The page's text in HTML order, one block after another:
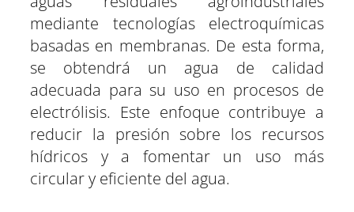
mediante tecnologías electroquímicas
basadas en membranas. De esta forma,
se obtendrá un agua de calidad
adecuada para su uso en procesos de
electrólisis. Este enfoque contribuye a
reducir la presión sobre los recursos
hídricos y a fomentar un uso más
circular y eficiente del agua.